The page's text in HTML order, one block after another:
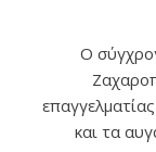
Ο
και τα